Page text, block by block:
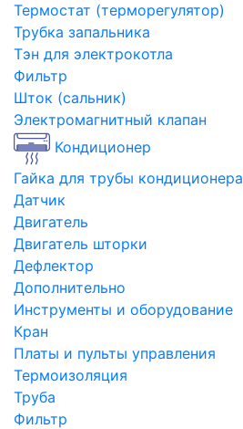
Термостат (терморегулятор)
Трубка запальника
Тэн для электрокотла
Фильтр
Шток (сальник)
Электромагнитный клапан
Кондиционер
Гайка для трубы кондиционера
Датчик
Двигатель
Двигатель шторки
Дефлектор
Дополнительно
Инструменты и оборудование
Кран
Платы и пульты управления
Термоизоляция
Труба
Фильтр